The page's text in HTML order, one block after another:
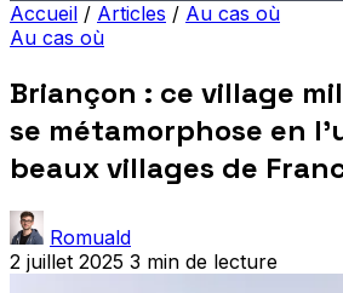
Accueil / Articles / Au cas où
Au cas où
Briançon : ce village
se métamorphose en
beaux villages de
Romuald
2 juillet 2025 3 min de lecture